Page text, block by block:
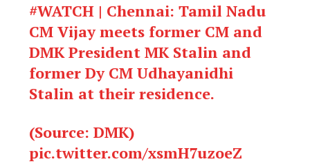
#WATCH| Chennai: Tamil Nadu
CM Vijay meets former CM and
DMK President MK Stalin and
former Dy CM Udhayanidhi
Stalin at their residence.
(Source: DMK)
pic.twitter.com/xsmH7uzoeZ